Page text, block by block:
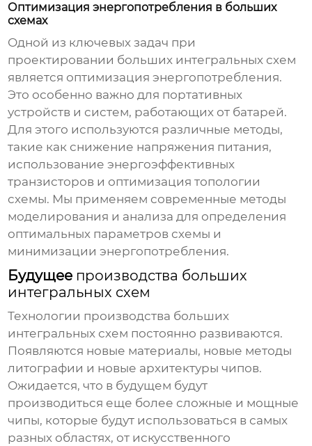
Оптимизация энергопотребления в больших
схемах
Одной из ключевых задач при
проектировании больших интегральных схем
является оптимизация энергопотребления.
Это особенно важно для портативных
устройств и систем, работающих от батарей.
Для этого используются различные методы,
такие как снижение напряжения питания,
использование энергоэффективных
транзисторов и оптимизация топологии
схемы. Мы применяем современные методы
моделирования и анализа для определения
оптимальных параметров схемы и
минимизации энергопотребления.
Будущее производства больших
интегральных схем
Технологии производства больших
интегральных схем постоянно развиваются.
Появляются новые материалы, новые методы
литографии и новые архитектуры чипов.
Ожидается, что в будущем будут
производиться еще более сложные и мощные
чипы, которые будут использоваться в самых
разных областях, от искусственного